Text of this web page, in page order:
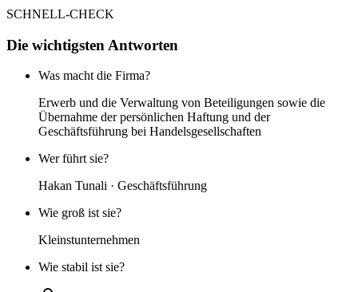
SCHNELL-CHECK
Die wichtigsten Antworten
Was macht die Firma?
Erwerb und die Verwaltung von Beteiligungen sowie die
Übernahme der persönlichen Haftung und der
Geschäftsführung bei Handelsgesellschaften
Wer führt sie?
Hakan Tunali · Geschäftsführung
Wie groß ist sie?
Kleinstunternehmen
Wie stabil ist sie?